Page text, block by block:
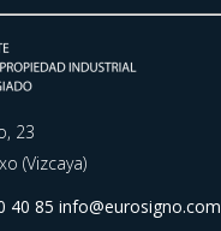
23
(Vizcaya)
40 85 info@eurosigno.com